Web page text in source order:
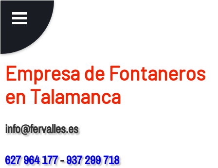
Empresa de Fontaneros
en Talamanca
info@fervalles.es
627 964 177-937 299 718